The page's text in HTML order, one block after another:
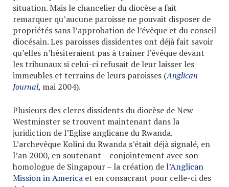
situation. Mais le chancelier du diocèse a fait
remarquer qu’aucune paroisse ne pouvait disposer de
propriétés sans l’approbation de l’évêque et du conseil
diocésain. Les paroisses dissidentes ont déjà fait savoir
qu’elles n’hésiteraient pas à traîner l’évêque devant
les tribunaux si celui-ci refusait de leur laisser les
immeubles et terrains de leurs paroisses (Anglican
Journal, mai 2004).
Plusieurs des clercs dissidents du diocèse de New
Westminster se trouvent maintenant dans la
juridiction de l’Eglise anglicane du Rwanda.
L’archevêque Kolini du Rwanda s’était déjà signalé, en
l’an 2000, en soutenant – conjointement avec son
homologue de Singapour – la création de l’Anglican
Mission in America et en consacrant pour celle-ci des